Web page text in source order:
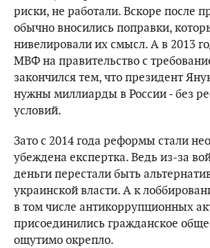
риски, не работали. Вскоре после
обычно вносились поправки,
нивелировали их смысл. А в 2013
МВФ на правительство с
закончился тем, что президент
нужны миллиарды в России - без
условий.
Зато с 2014 года реформы стали
убеждена експертка. Ведь из-за
деньги перестали быть
украинской власти. А к
в том числе антикоррупционных
присоединились гражданское
ощутимо окрепло.